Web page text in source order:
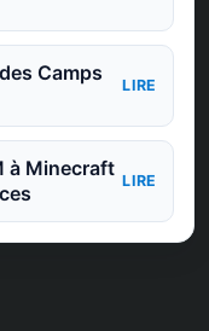
Camps
LIRE
à Minecraft
LIRE